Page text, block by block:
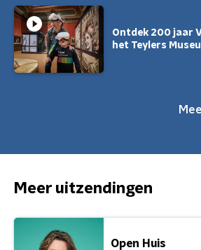
Ontdek 200 jaar
het Teylers
Meer uitzendingen
Open Huis